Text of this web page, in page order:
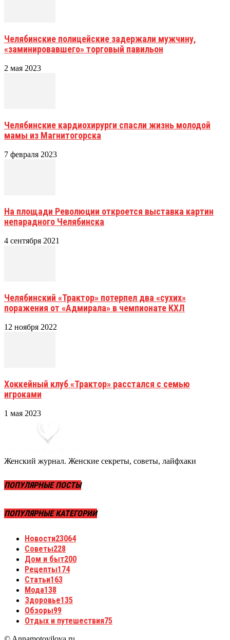
Челябинские полицейские задержали мужчину,
«заминировавшего» торговый павильон
2 мая 2023
Челябинские кардиохирурги спасли жизнь молодой
мамы из Магнитогорска
7 февраля 2023
На площади Революции откроется выставка картин
непарадного Челябинска
4 сентября 2021
Челябинский «Трактор» потерпел два «сухих»
поражения от «Адмирала» в чемпионате КХЛ
12 ноября 2022
Хоккейный клуб «Трактор» расстался с семью
игроками
1 мая 2023
Женский журнал. Женские секреты, советы, лайфхаки
ПОПУЛЯРНЫЕ ПОСТЫ
ПОПУЛЯРНЫЕ КАТЕГОРИИ
Новости23064
Советы228
Дом и быт200
Рецепты174
Статьи163
Мода138
Здоровье135
Обзоры99
Отдых и путешествия75